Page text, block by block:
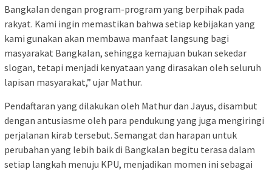
Bangkalan dengan program-program yang berpihak pada
rakyat. Kami ingin memastikan bahwa setiap kebijakan yang
kami gunakan akan membawa manfaat langsung bagi
masyarakat Bangkalan, sehingga kemajuan bukan sekedar
slogan, tetapi menjadi kenyataan yang dirasakan oleh seluruh
lapisan masyarakat,” ujar Mathur.
Pendaftaran yang dilakukan oleh Mathur dan Jayus, disambut
dengan antusiasme oleh para pendukung yang juga mengiringi
perjalanan kirab tersebut. Semangat dan harapan untuk
perubahan yang lebih baik di Bangkalan begitu terasa dalam
setiap langkah menuju KPU, menjadikan momen ini sebagai